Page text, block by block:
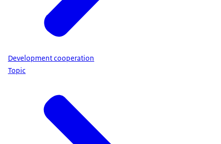
Development cooperation
Topic